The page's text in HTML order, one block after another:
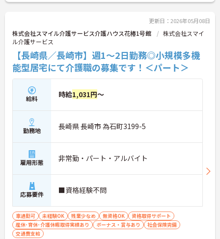
さい！
更新日：2026年05月08日
株式会社スマイル介護サービス介護ハウス花椿1号館
株式会社スマイ
ル介護サービス
【長崎県／長崎市】週1～2日勤務◎小規模多機
能型居宅にて介護職の募集です！＜パート＞
給料 時給1,031円～
勤務地 長崎県 長崎市 為石町3199-5
雇用形態 非常勤・パート・アルバイト
応募要件 ■資格経験不問
車通勤可 未経験OK 残業少なめ 無資格OK
資格取得サポート
産休･育休･介護休暇取得実績あり
ボーナス・賞与あり
社会保険完備
交通費支給